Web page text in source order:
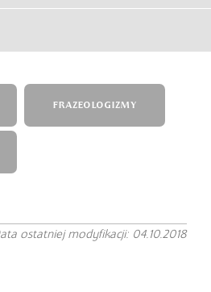
FRAZEOLOGIZMY
ostatniej modyfikacji: 04.10.2018